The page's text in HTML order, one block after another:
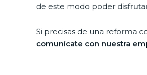
de este modo poder
Si precisas de una reforma
comunícate con nuestra